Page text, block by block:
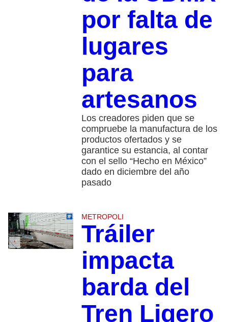
por falta de
lugares
para
artesanos
Los creadores piden que se
compruebe la manufactura de los
productos ofertados y se
garantice su estancia, al contar
con el sello “Hecho en México”
dado en diciembre del año
pasado
METROPOLI
Tráiler
impacta
barda del
Tren Ligero